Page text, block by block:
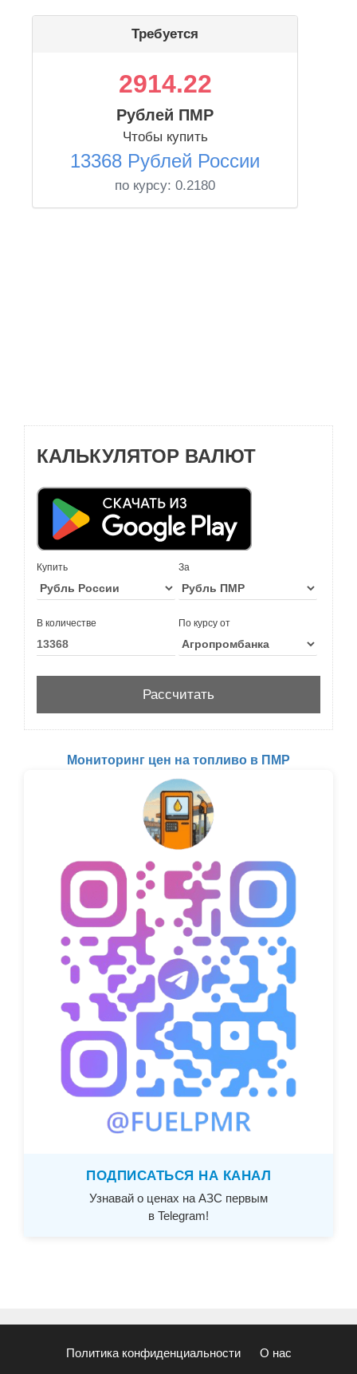
Требуется
2914.22
Рублей ПМР
Чтобы купить
13368 Рублей России
по курсу: 0.2180
КАЛЬКУЛЯТОР ВАЛЮТ
Купить За
В количестве По курсу от
Мониторинг цен на топливо в ПМР
ПОДПИСАТЬСЯ НА КАНАЛ
Узнавай о ценах на АЗС первым
в Telegram!
Политика конфиденциальности О нас